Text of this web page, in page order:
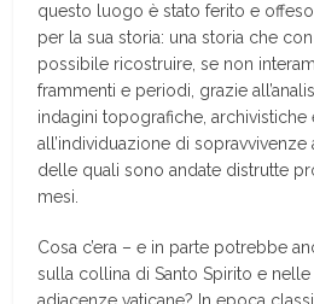
questo luogo è stato ferito e
per la sua storia: una storia che
possibile ricostruire, se non
frammenti e periodi, grazie
indagini topografiche,
all’individuazione di
delle quali sono andate distrutte
mesi.
Cosa c’era – e in parte potrebbe
sulla collina di Santo Spirito e